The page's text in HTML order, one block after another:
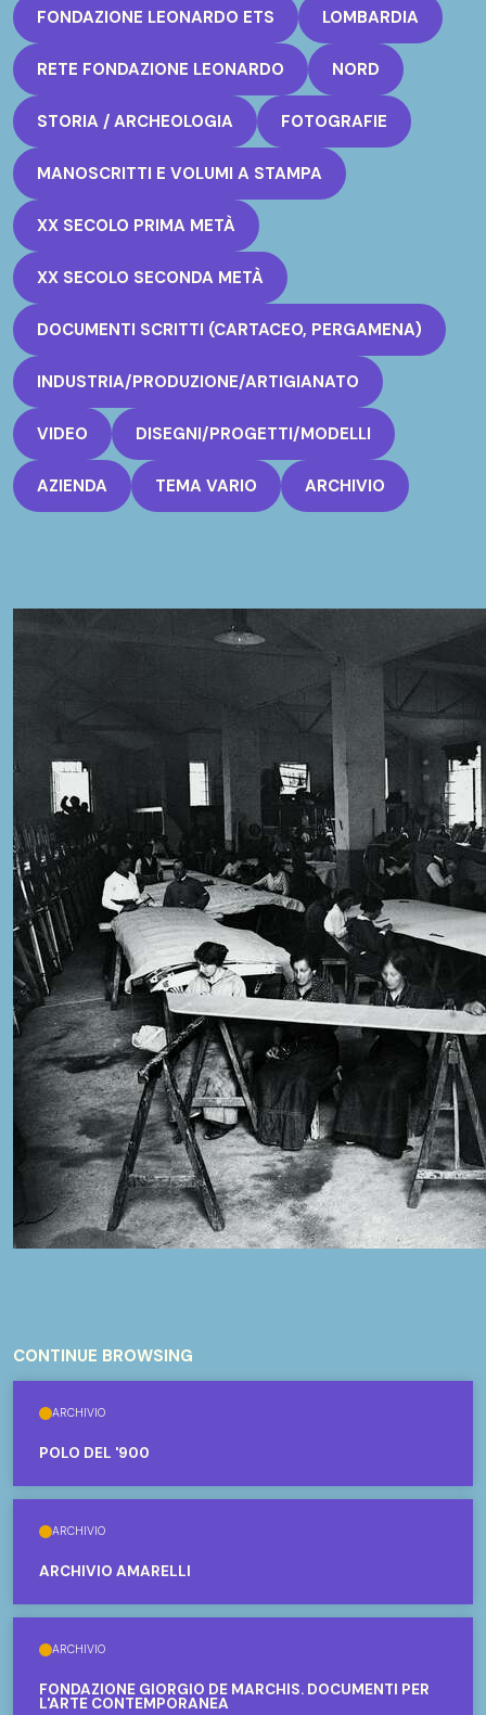
FONDAZIONE LEONARDO ETS LOMBARDIA
RETE FONDAZIONE LEONARDO NORD
STORIA / ARCHEOLOGIA FOTOGRAFIE
MANOSCRITTI E VOLUMI A STAMPA
XX SECOLO PRIMA METÀ
XX SECOLO SECONDA METÀ
DOCUMENTI SCRITTI (CARTACEO, PERGAMENA)
INDUSTRIA/PRODUZIONE/ARTIGIANATO
VIDEO DISEGNI/PROGETTI/MODELLI
AZIENDA TEMA VARIO ARCHIVIO
CONTINUE BROWSING
ARCHIVIO
POLO DEL '900
ARCHIVIO
ARCHIVIO AMARELLI
ARCHIVIO
FONDAZIONE GIORGIO DE MARCHIS. DOCUMENTI PER
L'ARTE CONTEMPORANEA